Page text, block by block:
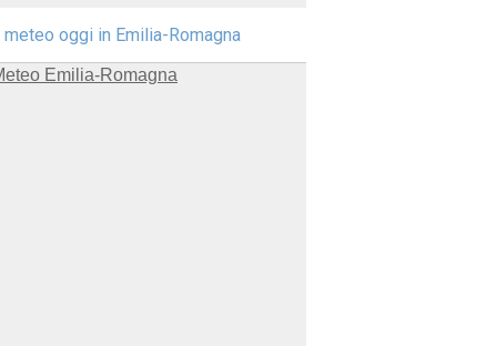
meteo oggi in Emilia-Romagna